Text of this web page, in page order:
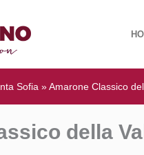
Sofia »Amarone Classico
della